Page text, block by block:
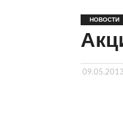
НОВОСТИ